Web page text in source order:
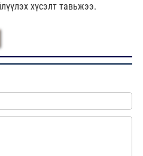
хүсэлт тавьжээ.